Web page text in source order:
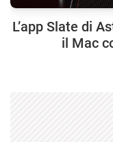
L’app Slate di
il Mac